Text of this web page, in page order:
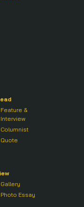
Feature &
Interview
Columnist
Quote
Gallery
Photo Essay